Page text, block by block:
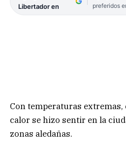
Libertador en
preferidos
Con temperaturas extremas,
calor se hizo sentir en la
zonas aledañas.